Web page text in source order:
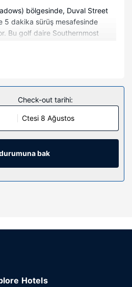
bölgesinde, Duval Street
5 dakika sürüş mesafesinde
Bu golf daire Southernmost
dâhil dinlenme olanaklarını
hizmetleri ve asansör vardır.
Check-out tarihi:
Ctesi 8 Ağustos
bak
Hotels